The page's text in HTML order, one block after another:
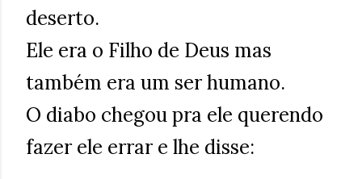
deserto.
Ele era o Filho de Deus mas
também era um ser humano.
O diabo chegou pra ele querendo
fazer ele errar e lhe disse: